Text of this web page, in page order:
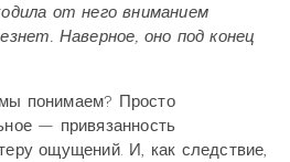
от него вниманием
Наверное, оно под конец
понимаем? Просто
— привязанность
ощущений. И, как следствие,